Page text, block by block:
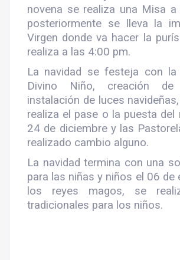
novena se realiza una Misa
posteriormente se lleva la
Virgen donde va hacer la
realiza a las 4:00 pm.
La navidad se festeja con la
Divino Niño, creación
instalación de luces
realiza el pase o la puesta del
24 de diciembre y las
realizado cambio alguno.
La navidad termina con una
para las niñas y niños el 06 de
los reyes magos, se
tradicionales para los niños.